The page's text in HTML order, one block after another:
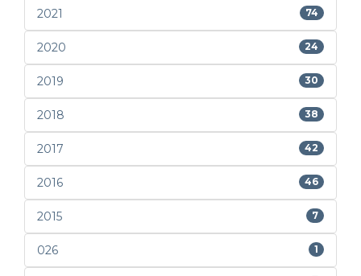
2021 74
2020 24
2019 30
2018 38
2017 42
2016 46
2015 7
026 1